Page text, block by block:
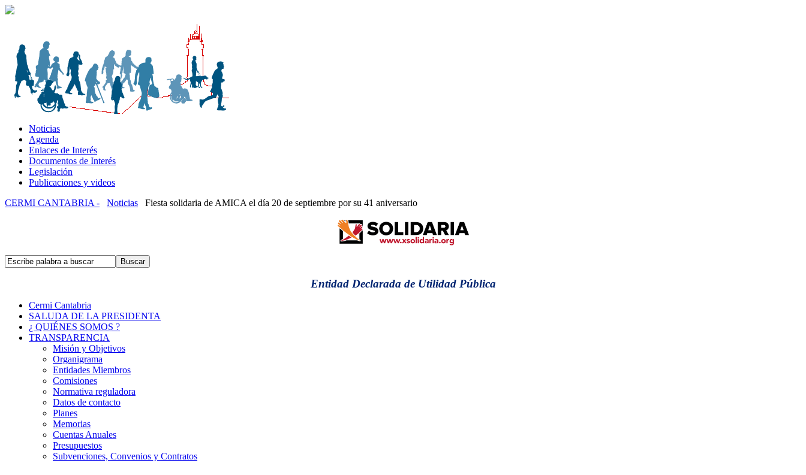
Noticias
Agenda
Enlaces de Interés
Documentos de Interés
Legislación
Publicaciones y videos
CERMI CANTABRIA -
Noticias Fiesta solidaria de AMICA el día 20 de septiembre por su 41 aniversario
Entidad Declarada de Utilidad Pública
Cermi Cantabria
SALUDA DE LA PRESIDENTA
¿ QUIÉNES SOMOS ?
TRANSPARENCIA
Misión y Objetivos
Organigrama
Entidades Miembros
Comisiones
Normativa reguladora
Datos de contacto
Planes
Memorias
Cuentas Anuales
Presupuestos
Subvenciones, Convenios y Contratos